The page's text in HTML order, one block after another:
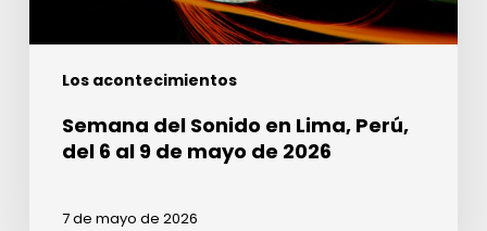
Los acontecimientos
mayo
2026Semana del Sonido en Lima, Perú,
del 6 al 9 de mayo de 2026
7 de mayo de 2026